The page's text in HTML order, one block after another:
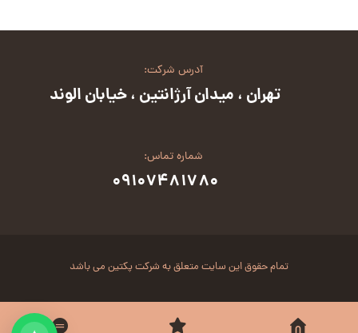
آدرس شرکت:
تهران ، میدان آرژانتین ، خیابان الوند
شماره تماس:
۰۹۱۰۷۴۸۱۷۸۰
تمام حقوق این سایت متعلق به شرکت پکتین می باشد